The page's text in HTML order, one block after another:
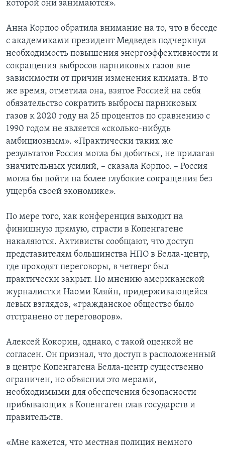
которой они занимаются».
Анна Корпоо обратила внимание на то, что в беседе
с академиками президент Медведев подчеркнул
необходимость повышения энергоэффективности и
сокращения выбросов парниковых газов вне
зависимости от причин изменения климата. В то
же время, отметила она, взятое Россией на себя
обязательство сократить выбросы парниковых
газов к 2020 году на 25 процентов по сравнению с
1990 годом не является «сколько-нибудь
амбициозным». «Практически таких же
результатов Россия могла бы добиться, не прилагая
значительных усилий, – сказала Корпоо. – Россия
могла бы пойти на более глубокие сокращения без
ущерба своей экономике».
По мере того, как конференция выходит на
финишную прямую, страсти в Копенгагене
накаляются. Активисты сообщают, что доступ
представителям большинства НПО в Белла-центр,
где проходят переговоры, в четверг был
практически закрыт. По мнению американской
журналистки Наоми Кляйн, придерживающейся
левых взглядов, «гражданское общество было
отстранено от переговоров».
Алексей Кокорин, однако, с такой оценкой не
согласен. Он признал, что доступ в расположенный
в центре Копенгагена Белла-центр существенно
ограничен, но объяснил это мерами,
необходимыми для обеспечения безопасности
прибывающих в Копенгаген глав государств и
правительств.
«Мне кажется, что местная полиция немного